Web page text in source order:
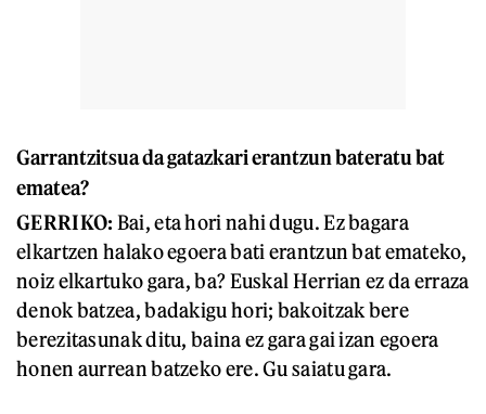
Garrantzitsua da gatazkari erantzun bateratu bat
ematea?
GERRIKO: Bai, eta hori nahi dugu. Ez bagara
elkartzen halako egoera bati erantzun bat emateko,
noiz elkartuko gara, ba? Euskal Herrian ez da erraza
denok batzea, badakigu hori; bakoitzak bere
berezitasunak ditu, baina ez gara gai izan egoera
honen aurrean batzeko ere. Gu saiatu gara.